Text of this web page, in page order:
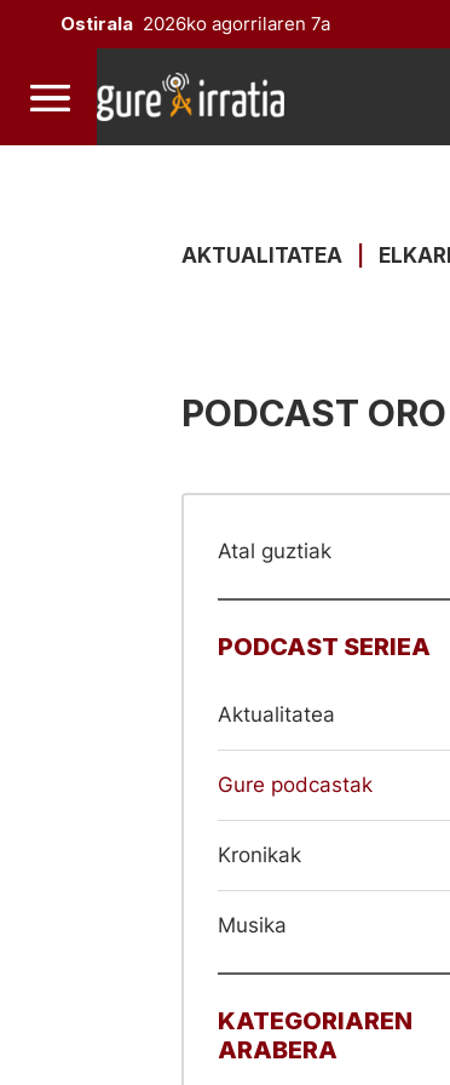
Ostirala 2026ko agorrilaren 7a
AKTUALITATEA
PODCAST ORO
Atal guztiak
PODCAST SERIEA
Aktualitatea
Gure podcastak
Kronikak
Musika
KATEGORIAREN
ARABERA